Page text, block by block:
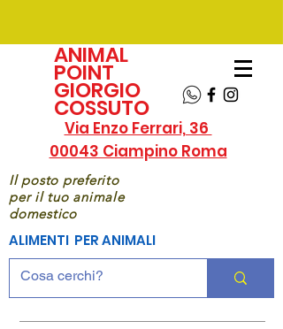
ANIMAL
POINT
GIORGIO
COSSUTO
Via Enzo Ferrari, 36
00043 Ciampino Roma
Il posto preferito
per il tuo animale
domestico
ALIMENTI PER ANIMALI